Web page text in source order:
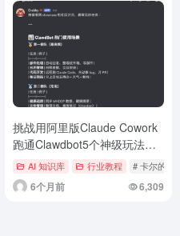
挑战用阿里版Claude Cowork
跑通Clawdbot5个神级玩法，
我Mac Mini可能白买了
AI 知识库 行业教程 # 卡尔的AI
6个月前 6,309